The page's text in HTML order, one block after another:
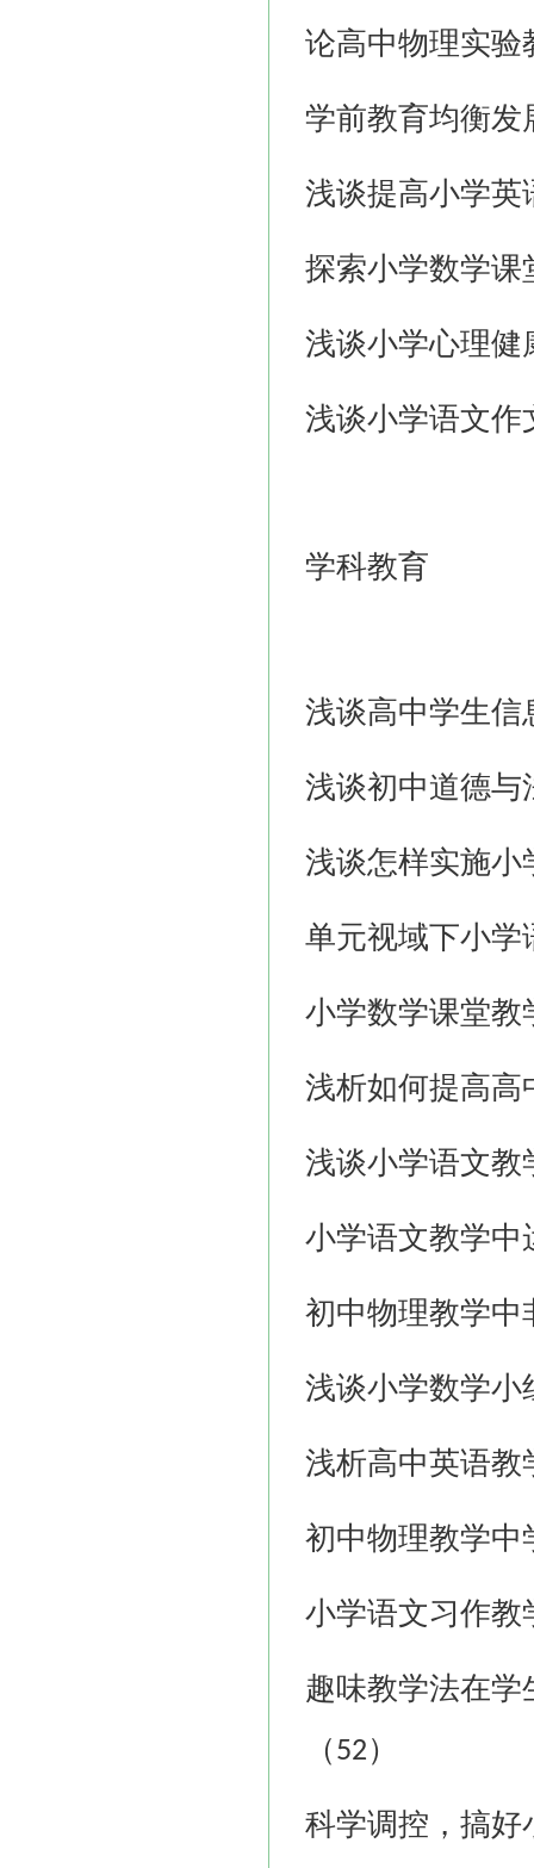
论高中物理实验
学前教育均衡发
浅谈提高小学英
探索小学数学课
浅谈小学心理健
浅谈小学语文作
学科教育
浅谈高中学生信
浅谈初中道德与
浅谈怎样实施小
单元视域下小学
小学数学课堂教
浅析如何提高高
浅谈小学语文教
小学语文教学中
初中物理教学中
浅谈小学数学小
浅析高中英语教
初中物理教学中
小学语文习作教
趣味教学法在
（ 52 ）
科学调控，搞好